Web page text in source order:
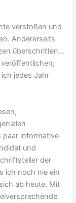
verstoßen und
Andererseits
überschritten…
jedes Jahr
paar informative
und
der
ich noch nie ein
ab heute. Mit